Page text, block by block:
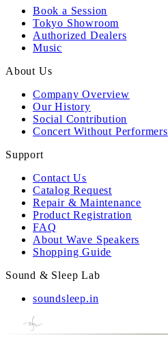
Book a Session
Tokyo Showroom
Authorized Dealers
Music
About Us
Company Overview
Our History
Social Contribution
Concert Without Performers
Support
Contact Us
Catalog Request
Repair & Maintenance
Product Registration
FAQ
About Wave Speakers
Shopping Guide
Sound & Sleep Lab
soundsleep.in